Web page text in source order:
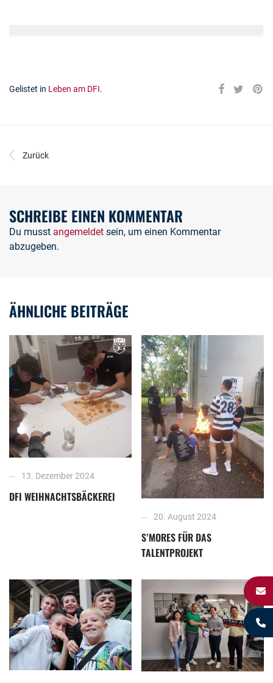
Gelistet in Leben am DFI.
Zurück
SCHREIBE EINEN KOMMENTAR
Du musst angemeldet sein, um einen Kommentar
abzugeben.
ÄHNLICHE BEITRÄGE
13. Dezember 2024
DFI WEIHNACHTSBÄCKEREI
20. August 2024
S’MORES FÜR DAS
TALENTPROJEKT